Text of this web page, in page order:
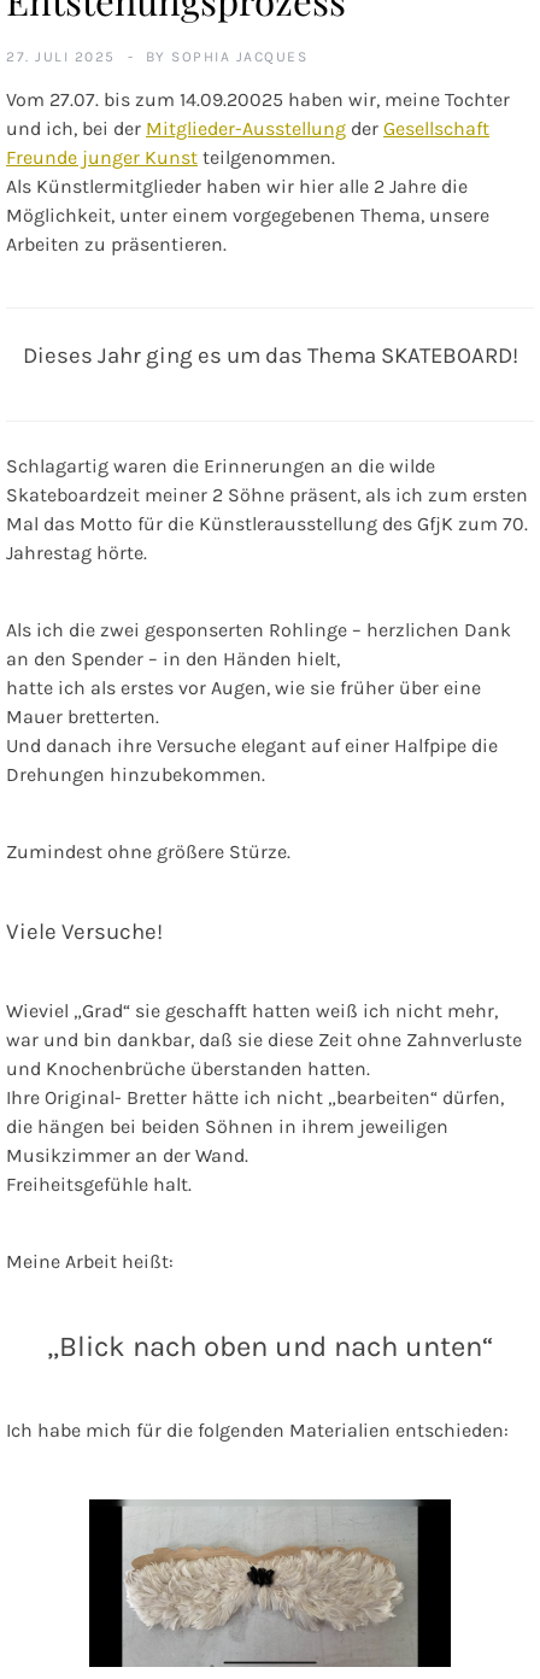
27. JULI 2025 BY SOPHIA JACQUES
Vom 27.07. bis zum 14.09.20025 haben wir, meine Tochter
und ich, bei der Mitglieder-Ausstellung der Gesellschaft
Freunde junger Kunst teilgenommen.
Als Künstlermitglieder haben wir hier alle 2 Jahre die
Möglichkeit, unter einem vorgegebenen Thema, unsere
Arbeiten zu präsentieren.
Dieses Jahr ging es um das Thema SKATEBOARD!
Schlagartig waren die Erinnerungen an die wilde
Skateboardzeit meiner 2 Söhne präsent, als ich zum ersten
Mal das Motto für die Künstlerausstellung des GfjK zum 70.
Jahrestag hörte.
Als ich die zwei gesponserten Rohlinge – herzlichen Dank
an den Spender – in den Händen hielt,
hatte ich als erstes vor Augen, wie sie früher über eine
Mauer bretterten.
Und danach ihre Versuche elegant auf einer Halfpipe die
Drehungen hinzubekommen.
Zumindest ohne größere Stürze.
Viele Versuche!
Wieviel „Grad“ sie geschafft hatten weiß ich nicht mehr,
war und bin dankbar, daß sie diese Zeit ohne Zahnverluste
und Knochenbrüche überstanden hatten.
Ihre Original- Bretter hätte ich nicht „bearbeiten“ dürfen,
die hängen bei beiden Söhnen in ihrem jeweiligen
Musikzimmer an der Wand.
Freiheitsgefühle halt.
Meine Arbeit heißt:
„Blick nach oben und nach unten“
Ich habe mich für die folgenden Materialien entschieden: